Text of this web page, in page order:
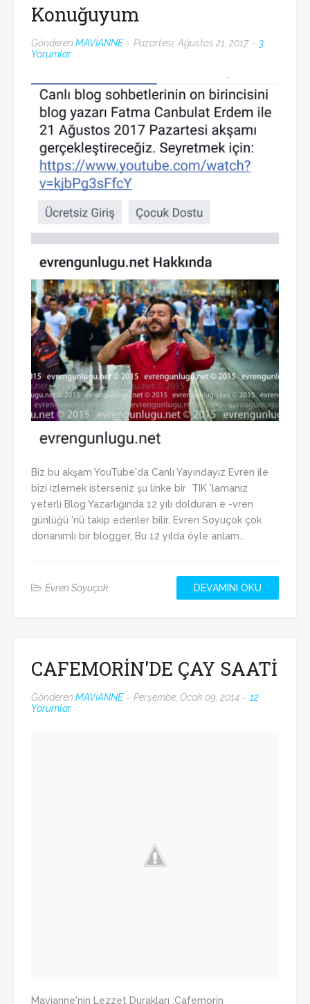
Konuğuyum
Gönderen MAVİANNE Pazartesi, Ağustos 21, 2017
3
Yorumlar
Biz bu akşam YouTube'da Canlı Yayındayız Evren ile
bizi izlemek isterseniz şu linke bir TIK 'lamanız
yeterli Blog Yazarlığında 12 yılı dolduran e -vren
günlüğü 'nü takip edenler bilir, Evren Soyuçok çok
donanımlı bir blogger, Bu 12 yılda öyle anlam…
Evren Soyuçok DEVAMINI OKU
CAFEMORİN'DE ÇAY SAATİ
Gönderen MAVİANNE Perşembe, Ocak 09, 2014
12
Yorumlar
Mavianne'nin Lezzet Durakları :Cafemorin